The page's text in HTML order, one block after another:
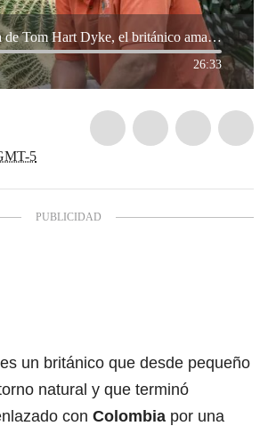
La historia de Tom Hart Dyke, el británico amante de las orquídeas colombianas.
26:33
5
es un británico que desde pequeño
natural y que terminó
con Colombia por una